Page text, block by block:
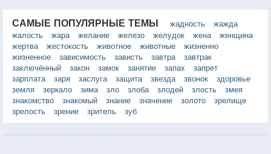
САМЫЕ ПОПУЛЯРНЫЕ ТЕМЫ жадность
жажда
жалость
жара желание железо желудок жена
женщина
жертва
жестокость животное животные
жизненно
жизненное
зависимость зависть завтра
завтрак
заключённый
закон замок занятие запах
запрет
зарплата
заря заслуга защита звезда звонок
здоровье
земля
зеркало зима зло злоба злодей злость
змея
знакомство
знакомый знание значение золото
зрелище
зрелость
зрение зритель зуб